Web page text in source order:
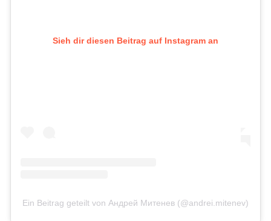
Sieh dir diesen Beitrag auf Instagram an
Ein Beitrag geteilt von Андрей Митенев (@andrei.mitenev)